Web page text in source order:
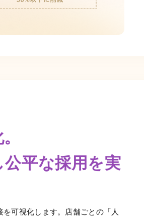
平な採用を実
可視化します。店舗ごとの「人